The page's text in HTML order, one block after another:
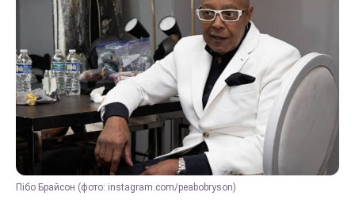
Пібо Брайсон (фото: instagram.com/peabobryson)